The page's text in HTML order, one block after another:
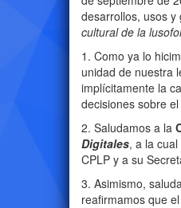
desarrollos, usos
cultural de la
1. Como ya lo
unidad de nuestra
implícitamente la
decisiones sobre
2. Saludamos a la
Digitales, a la
CPLP y a su
3. Asimismo,
reafirmamos que